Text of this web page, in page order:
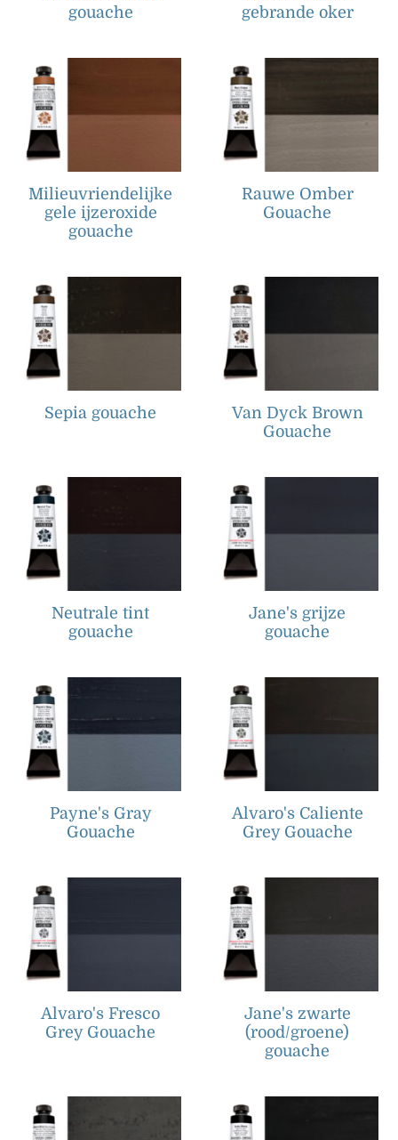
gouache
gebrande oker
Milieuvriendelijke
gele ijzeroxide
gouache
Rauwe Omber
Gouache
Sepia gouache
Van Dyck Brown
Gouache
Neutrale tint
gouache
Jane's grijze
gouache
Payne's Gray
Gouache
Alvaro's Caliente
Grey Gouache
Alvaro's Fresco
Grey Gouache
Jane's zwarte
(rood/groene)
gouache